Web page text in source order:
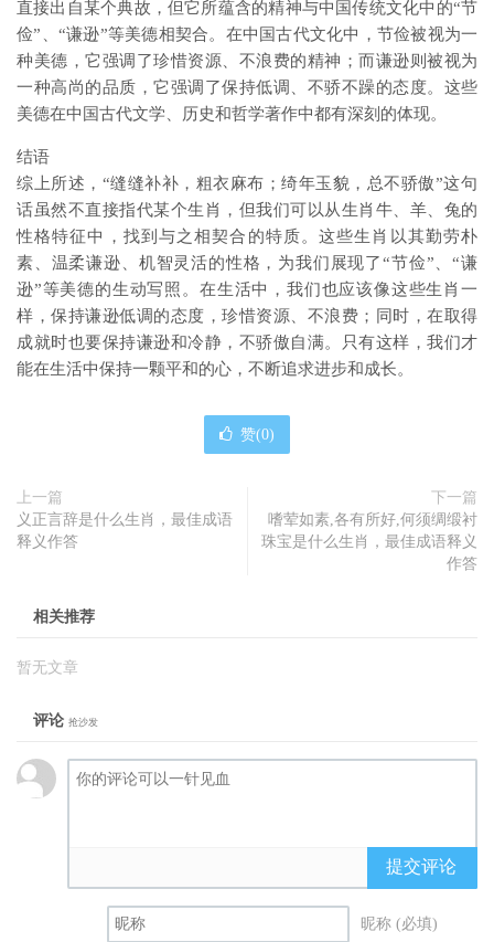
直接出自某个典故，但它所蕴含的精神与中国传统文化中的“节
俭”、“谦逊”等美德相契合。在中国古代文化中，节俭被视为一
种美德，它强调了珍惜资源、不浪费的精神；而谦逊则被视为
一种高尚的品质，它强调了保持低调、不骄不躁的态度。这些
美德在中国古代文学、历史和哲学著作中都有深刻的体现。
结语
综上所述，“缝缝补补，粗衣麻布；绮年玉貌，总不骄傲”这句
话虽然不直接指代某个生肖，但我们可以从生肖牛、羊、兔的
性格特征中，找到与之相契合的特质。这些生肖以其勤劳朴
素、温柔谦逊、机智灵活的性格，为我们展现了“节俭”、“谦
逊”等美德的生动写照。在生活中，我们也应该像这些生肖一
样，保持谦逊低调的态度，珍惜资源、不浪费；同时，在取得
成就时也要保持谦逊和冷静，不骄傲自满。只有这样，我们才
能在生活中保持一颗平和的心，不断追求进步和成长。
赞(0)
上一篇
义正言辞是什么生肖，最佳成语
释义作答
下一篇
嗜荤如素,各有所好,何须绸缎衬
珠宝是什么生肖，最佳成语释义
作答
相关推荐
暂无文章
评论 抢沙发
提交评论
昵称 (必填)